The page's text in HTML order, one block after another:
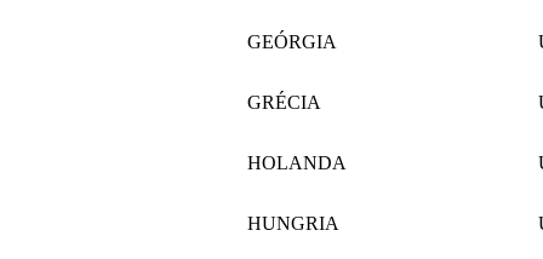
GEÓRGIA
GRÉCIA
HOLANDA
HUNGRIA